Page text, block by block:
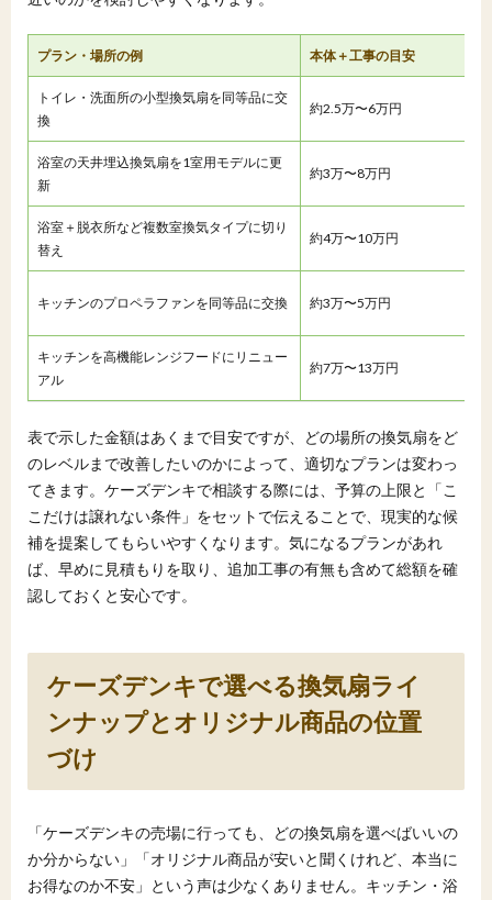
プラン・場所の例 本体＋工事の目安
トイレ・洗面所の小型換気扇を同等品に交
換
約2.5万〜6万円
浴室の天井埋込換気扇を1室用モデルに更
新
約3万〜8万円
浴室＋脱衣所など複数室換気タイプに切り
替え
約4万〜10万円
キッチンのプロペラファンを同等品に交換 約3万〜5万円
キッチンを高機能レンジフードにリニュー
アル
約7万〜13万円
表で示した金額はあくまで目安ですが、どの場所の換気扇をど
のレベルまで改善したいのかによって、適切なプランは変わっ
てきます。ケーズデンキで相談する際には、予算の上限と「こ
こだけは譲れない条件」をセットで伝えることで、現実的な候
補を提案してもらいやすくなります。気になるプランがあれ
ば、早めに見積もりを取り、追加工事の有無も含めて総額を確
認しておくと安心です。
ケーズデンキで選べる換気扇ライ
ンナップとオリジナル商品の位置
づけ
「ケーズデンキの売場に行っても、どの換気扇を選べばいいの
か分からない」「オリジナル商品が安いと聞くけれど、本当に
お得なのか不安」という声は少なくありません。キッチン・浴